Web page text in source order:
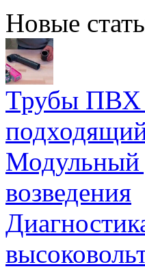
Новые
Трубы ПВХ
Модульный
возведения